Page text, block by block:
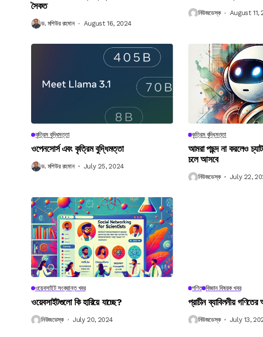
সৈকত
ড. মশিউর রহমান August 16, 2024
নিউজডেস্ক August 11,
কৃত্রিম বুদ্ধিমত্তা
ওপেনসোর্স এবং কৃত্রিম বুদ্ধিমত্তা
ড. মশিউর রহমান July 25, 2024
কৃত্রিম বুদ্ধিমত্তা
আমরা পছন্দ না করলেও
চলে আসবে
নিউজডেস্ক July 22,
ওয়েবসাইট সংক্রান্ত খবর
ওয়েবসাইটগুলো কি হারিয়ে যাচ্ছে?
নিউজডেস্ক July 20, 2024
গণিত বিজ্ঞান বিষয়ক খবর
প্রাচীন ব্যাবিলনীয়
নিউজডেস্ক July 13,